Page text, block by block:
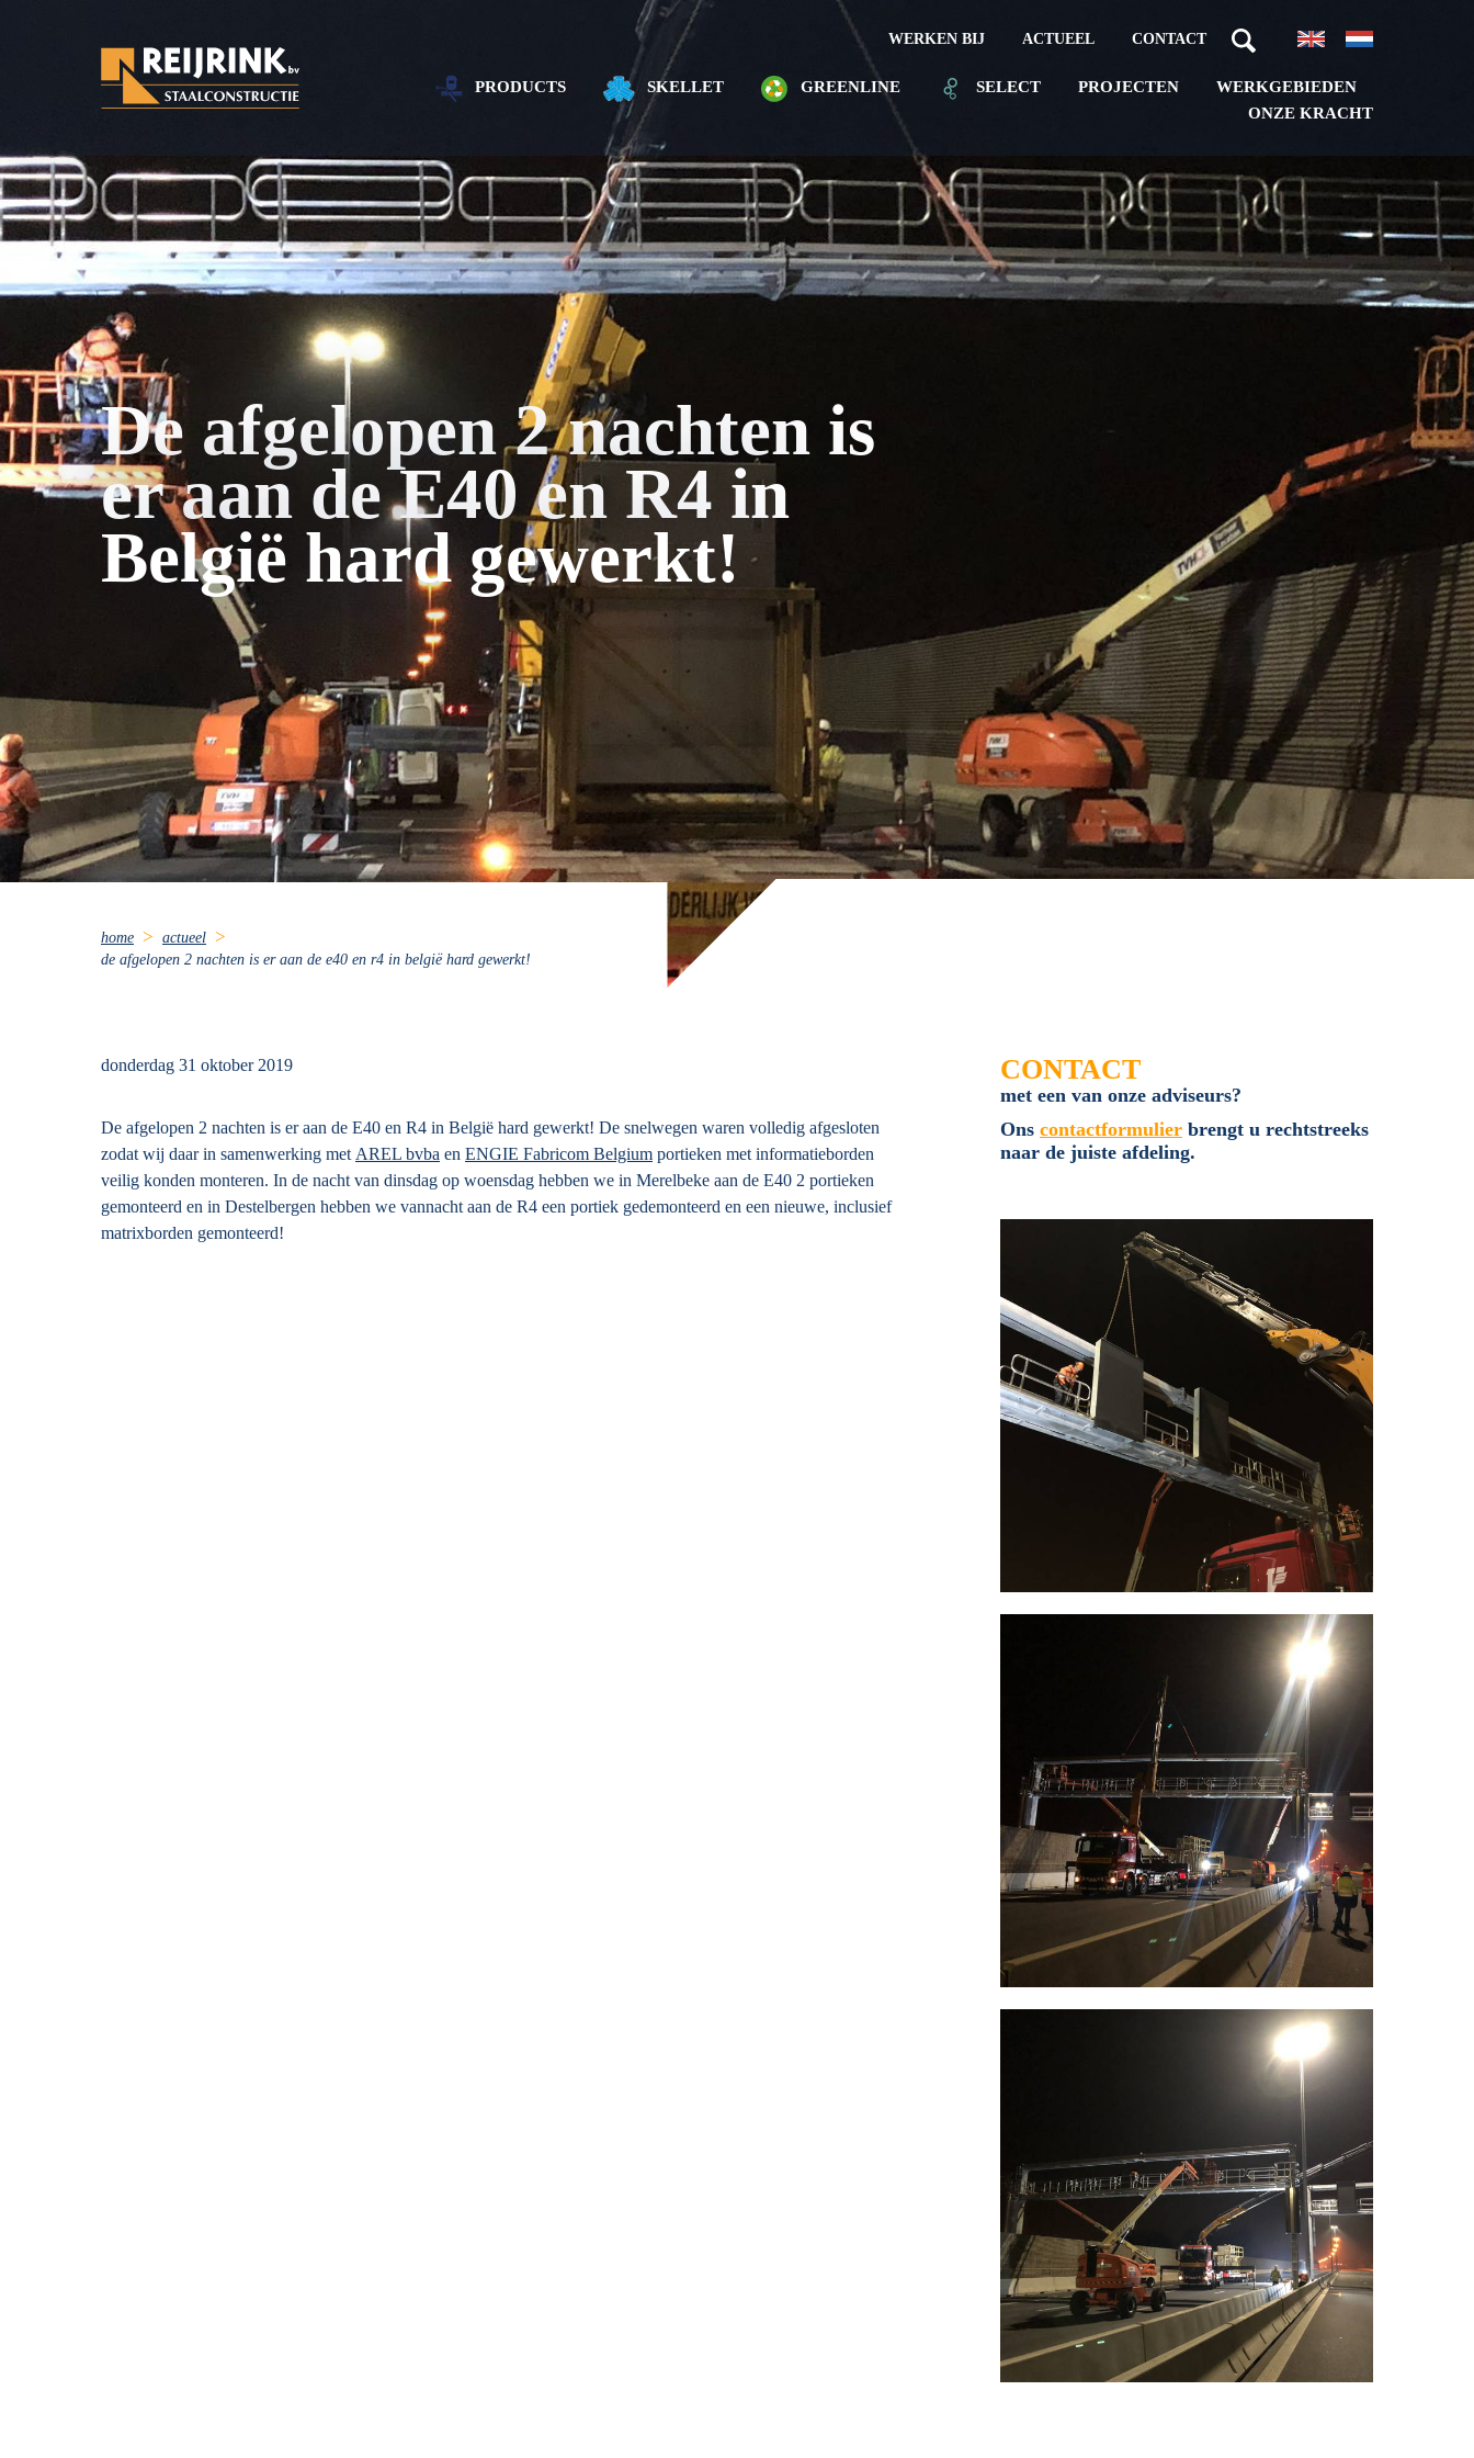
WERKEN BIJ ACTUEEL CONTACT
PRODUCTS SKELLET GREENLINE SELECT PROJECTEN
WERKGEBIEDEN
ONZE KRACHT
​De afgelopen 2 nachten is
er aan de E40 en R4 in
België hard gewerkt!
home
actueel
​de afgelopen 2 nachten is er aan de e40 en r4 in belgië hard gewerkt!
donderdag 31 oktober 2019
De afgelopen 2 nachten is er aan de E40 en R4 in België hard gewerkt! De snelwegen waren volledig afgesloten
zodat wij daar in samenwerking met AREL bvba en ENGIE Fabricom Belgium portieken met informatieborden
veilig konden monteren. In de nacht van dinsdag op woensdag hebben we in Merelbeke aan de E40 2 portieken
gemonteerd en in Destelbergen hebben we vannacht aan de R4 een portiek gedemonteerd en een nieuwe, inclusief
matrixborden gemonteerd!
CONTACT
met een van onze adviseurs?
Ons contactformulier brengt u rechtstreeks
naar de juiste afdeling.